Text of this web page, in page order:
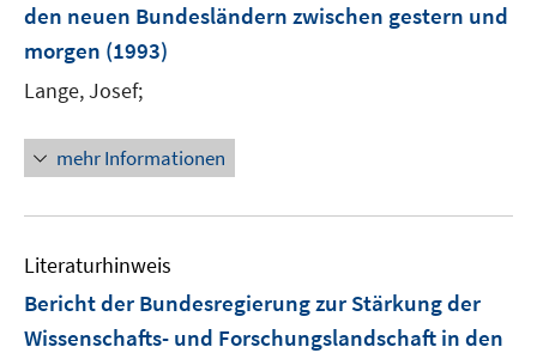
den neuen Bundesländern zwischen gestern und
morgen (1993)
Lange, Josef;
mehr Informationen
Literaturhinweis
Bericht der Bundesregierung zur Stärkung der
Wissenschafts- und Forschungslandschaft in den